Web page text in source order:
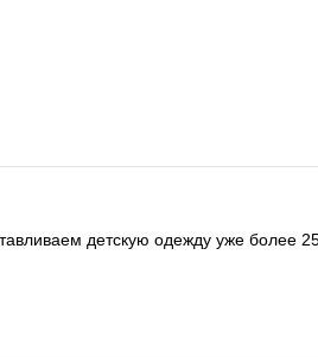
детскую одежду уже более